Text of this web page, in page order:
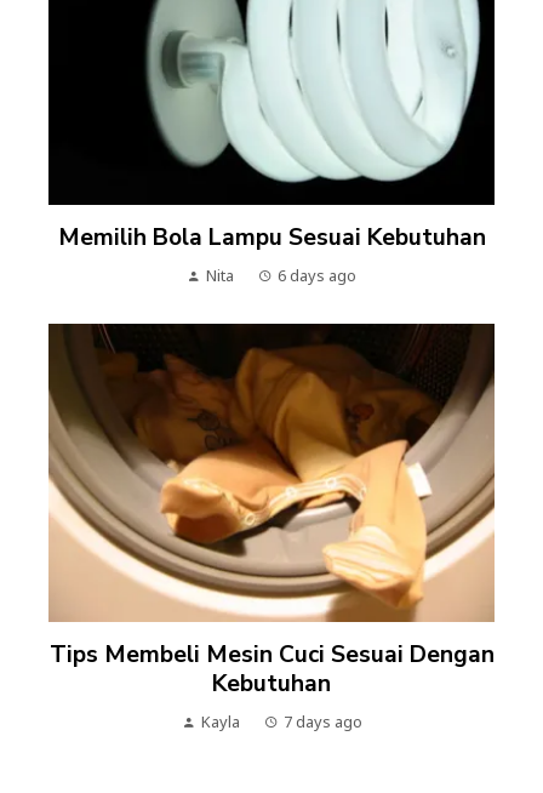
Memilih Bola Lampu Sesuai Kebutuhan
Nita 6 days ago
Tips Membeli Mesin Cuci Sesuai Dengan
Kebutuhan
Kayla 7 days ago